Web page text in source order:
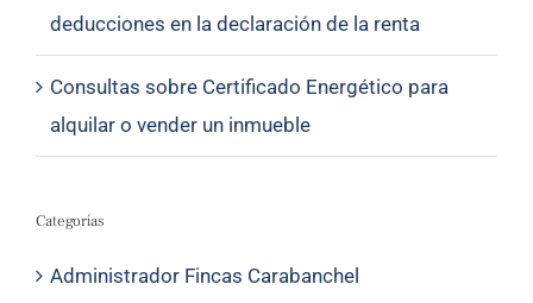
deducciones en la declaración de la renta
Consultas sobre Certificado Energético para
alquilar o vender un inmueble
Categorías
Administrador Fincas Carabanchel